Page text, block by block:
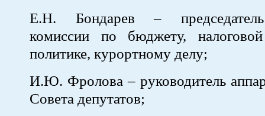
Е.Н. Бондарев – председатель
комиссии по бюджету,
политике, курортному делу;
И.Ю. Фролова – руководитель
Совета депутатов;